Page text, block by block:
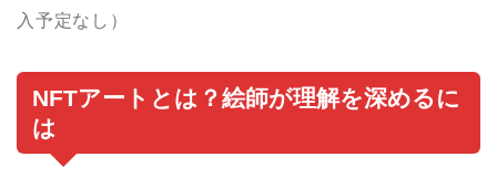
入予定なし）
NFTアートとは？絵師が理解を深めるに
は